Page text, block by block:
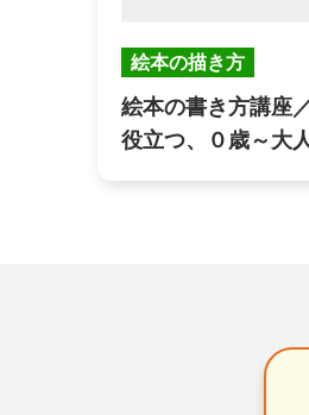
絵本の描き方
絵本の書き方講座
役立つ、０歳～大